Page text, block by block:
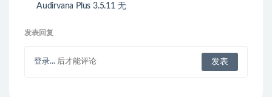
Audirvana Plus 3.5.11 无
发表回复
登录... 后才能评论